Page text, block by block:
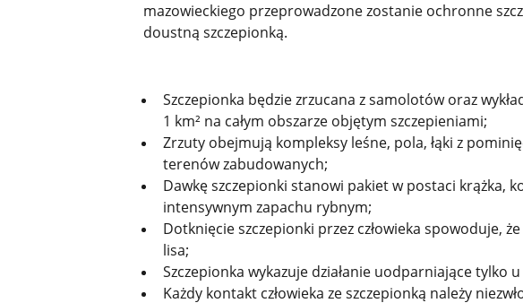
mazowieckiego przeprowadzone zostanie ochronne
doustną szczepionką.
Szczepionka będzie zrzucana z samolotów oraz
1 km² na całym obszarze objętym szczepieniami;
Zrzuty obejmują kompleksy leśne, pola, łąki z
terenów zabudowanych;
Dawkę szczepionki stanowi pakiet w postaci krążka,
intensywnym zapachu rybnym;
Dotknięcie szczepionki przez człowieka spowoduje,
lisa;
Szczepionka wykazuje działanie uodparniające tylko
Każdy kontakt człowieka ze szczepionką należy